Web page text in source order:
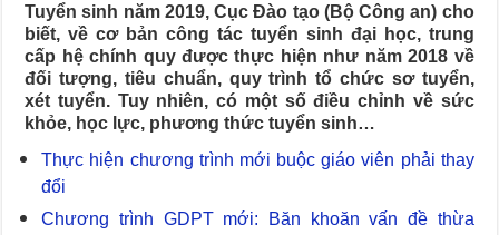
Tuyển sinh năm 2019, Cục Đào tạo (Bộ Công an) cho
biết, về cơ bản công tác tuyển sinh đại học, trung
cấp hệ chính quy được thực hiện như năm 2018 về
đối tượng, tiêu chuẩn, quy trình tổ chức sơ tuyển,
xét tuyển. Tuy nhiên, có một số điều chỉnh về sức
khỏe, học lực, phương thức tuyển sinh…
Thực hiện chương trình mới buộc giáo viên phải thay
đổi
Chương trình GDPT mới: Băn khoăn vấn đề thừa